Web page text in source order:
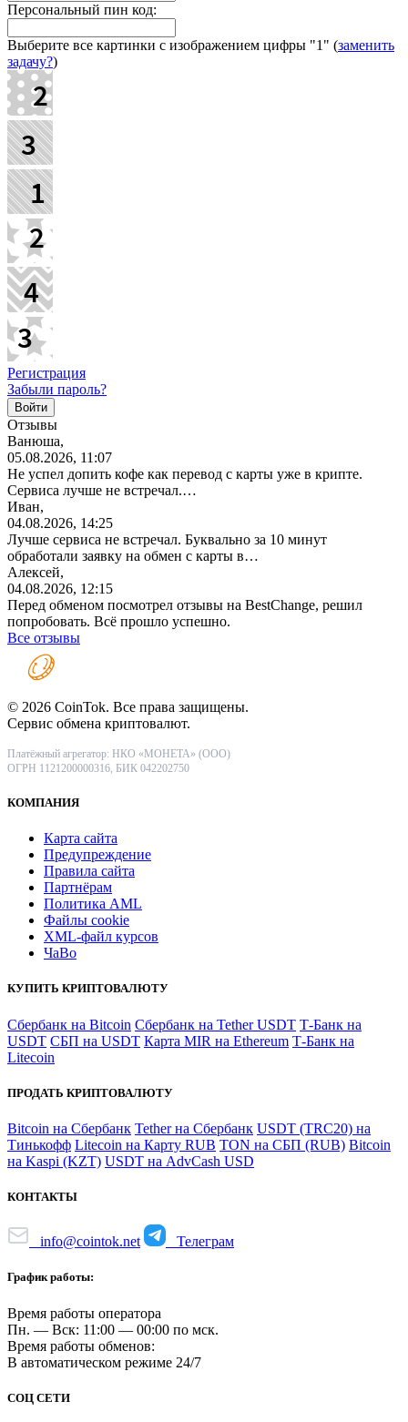
Персональный пин код:
Выберите все картинки с изображением цифры "1" (заменить
задачу?)
Регистрация
Забыли пароль?
Отзывы
Ванюша,
05.08.2026, 11:07
Не успел допить кофе как перевод с карты уже в крипте.
Сервиса лучше не встречал.…
Иван,
04.08.2026, 14:25
Лучше сервиса не встречал. Буквально за 10 минут
обработали заявку на обмен с карты в…
Алексей,
04.08.2026, 12:15
Перед обменом посмотрел отзывы на BestChange, решил
попробовать. Всё прошло успешно.
Все отзывы
© 2026 CoinTok. Все права защищены.
Сервис обмена криптовалют.
Платёжный агрегатор: НКО «МОНЕТА» (ООО)
ОГРН 1121200000316, БИК 042202750
КОМПАНИЯ
Карта сайта
Предупреждение
Правила сайта
Партнёрам
Политика AML
Файлы coоkie
XML-файл курсов
ЧаВо
КУПИТЬ КРИПТОВАЛЮТУ
Сбербанк на Bitcoin Сбербанк на Tether USDT Т-Банк на
USDT СБП на USDT Карта MIR на Ethereum Т-Банк на
Litecoin
ПРОДАТЬ КРИПТОВАЛЮТУ
Bitcoin на Сбербанк Tether на Сбербанк USDT (TRC20) на
Тинькофф Litecoin на Карту RUB TON на СБП (RUB) Bitcoin
на Kaspi (KZT) USDT на AdvCash USD
КОНТАКТЫ
info@cointok.net Телеграм
График работы:
Время работы оператора
Пн. — Вск: 11:00 — 00:00 по мск.
Время работы обменов:
В автоматическом режиме 24/7
СОЦ СЕТИ